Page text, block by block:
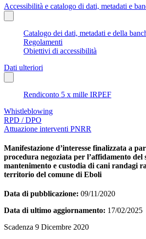
Accessibilità e catalogo di dati, metadati e
Catalogo dei dati, metadati e della
Regolamenti
Obiettivi di accessibilità
Dati ulteriori
Rendiconto 5 x mille IRPEF
Whistleblowing
RPD / DPO
Attuazione interventi PNRR
Manifestazione d’interesse finalizzata a
procedura negoziata per l’affidamento
mantenimento e custodia di cani randagi
territorio del comune di Eboli
Data di pubblicazione: 09/11/2020
Data di ultimo aggiornamento: 17/02/2025
Scadenza 9 Dicembre 2020